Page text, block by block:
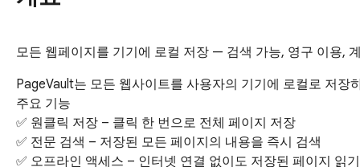
모든 웹페이지를 기기에 로컬 저장 — 검색 가능, 영구 이용,
PageVault는 모든 웹사이트를 사용자의 기기에 로컬로 저
주요 기능
✅ 원클릭 저장 – 클릭 한 번으로 전체 페이지 저장
✅ 전문 검색 – 저장된 모든 페이지의 내용을 즉시 검색
✅ 오프라인 액세스 – 인터넷 연결 없이도 저장된 페이지 읽기